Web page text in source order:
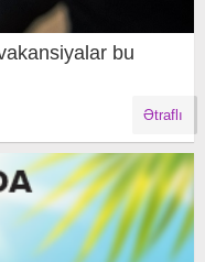
bu
Ətraflı